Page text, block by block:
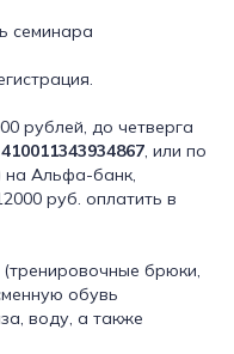
семинара
рублей, до четверга
410011343934867, или по
на Альфа-банк,
руб. оплатить в
брюки,
обувь
воду, а также